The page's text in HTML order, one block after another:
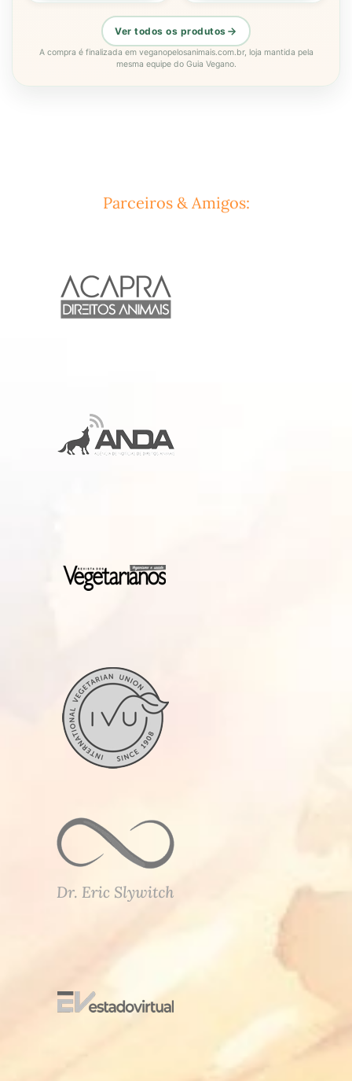
Ver todos os produtos
A compra é finalizada em veganopelosanimais.com.br, loja mantida pela
mesma equipe do Guia Vegano.
Parceiros & Amigos: